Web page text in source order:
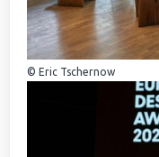
© Eric Tschernow